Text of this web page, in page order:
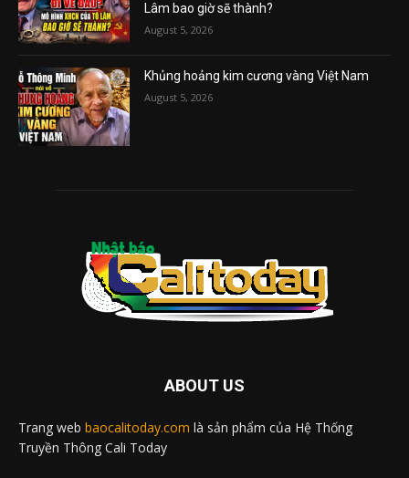
Lâm bao giờ sẽ thành?
August 5, 2026
Khủng hoảng kim cương vàng Việt Nam
August 5, 2026
ABOUT US
Trang web baocalitoday.com là sản phẩm của Hệ Thống
Truyền Thông Cali Today